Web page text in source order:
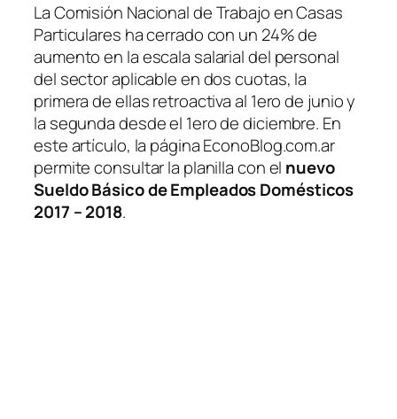
La Comisión Nacional de Trabajo en Casas
Particulares ha cerrado con un 24% de
aumento en la escala salarial del personal
del sector aplicable en dos cuotas, la
primera de ellas retroactiva al 1ero de junio y
la segunda desde el 1ero de diciembre. En
este artículo, la página EconoBlog.com.ar
permite consultar la planilla con el nuevo
Sueldo Básico de Empleados Domésticos
2017 – 2018.